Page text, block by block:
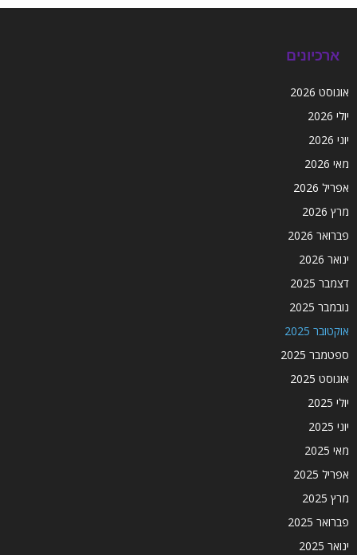
ארכיונים
אוגוסט 2026
יולי 2026
יוני 2026
מאי 2026
אפריל 2026
מרץ 2026
פברואר 2026
ינואר 2026
דצמבר 2025
נובמבר 2025
אוקטובר 2025
ספטמבר 2025
אוגוסט 2025
יולי 2025
יוני 2025
מאי 2025
אפריל 2025
מרץ 2025
פברואר 2025
ינואר 2025